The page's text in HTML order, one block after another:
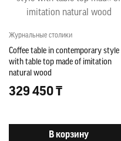
Журнальные столики
Coffee table in contemporary style
with table top made of imitation
natural wood
329 450 ₸
В корзину